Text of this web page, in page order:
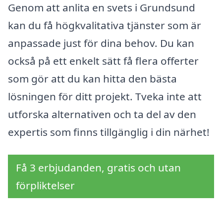
Genom att anlita en svets i Grundsund
kan du få högkvalitativa tjänster som är
anpassade just för dina behov. Du kan
också på ett enkelt sätt få flera offerter
som gör att du kan hitta den bästa
lösningen för ditt projekt. Tveka inte att
utforska alternativen och ta del av den
expertis som finns tillgänglig i din närhet!
Få 3 erbjudanden, gratis och utan
förpliktelser